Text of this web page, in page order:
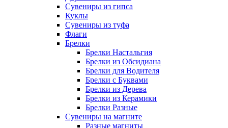
Сувениры из гипса
Куклы
Сувениры из туфа
Флаги
Брелки
Брелки Настальгия
Брелки из Обсидиана
Брелки для Водителя
Брелки с Буквами
Брелки из Дерева
Брелки из Керамики
Брелки Разные
Сувениры на магните
Разные магниты